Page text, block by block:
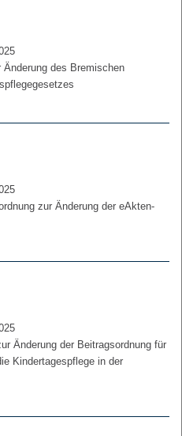
des Bremischen
zur Änderung der eAkten-
Änderung der Beitragsordnung für
Kindertagespflege in der